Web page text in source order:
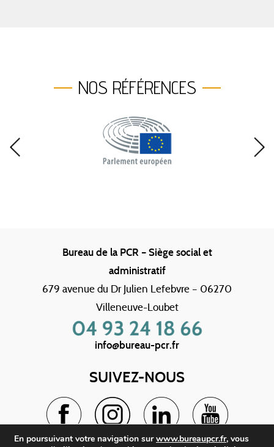
NOS RÉFÉRENCES
Bureau de la PCR – Siège social et
administratif
679 avenue du Dr Julien Lefebvre – 06270
Villeneuve-Loubet
info@bureau-pcr.fr
SUIVEZ-NOUS
En poursuivant votre navigation surwww.bureaupcr.fr, vous